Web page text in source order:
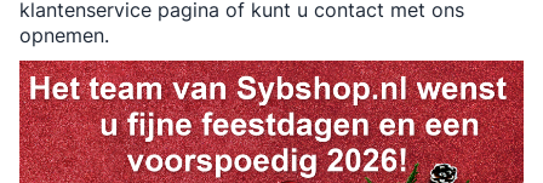
klantenservice pagina of kunt u contact met ons
opnemen.